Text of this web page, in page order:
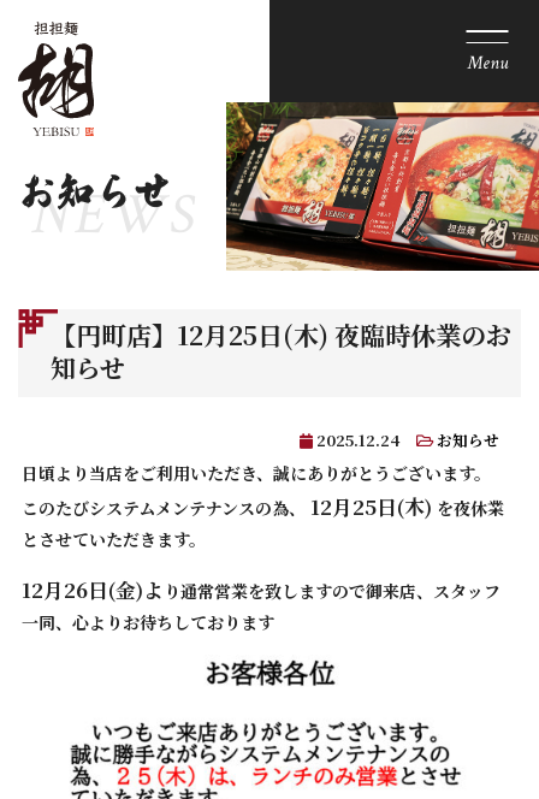
Menu
お知らせ
【円町店】12月25日(木) 夜臨時休業のお
知らせ
2025.12.24 お知らせ
日頃より当店をご利用いただき、誠にありがとうございます。
このたびシステムメンテナンスの為、 12月25日(木) を夜休業
とさせていただきます。
12月26日(金)よ り通常営業を致しますので御来店、スタッフ
一同、心よりお待ちしております